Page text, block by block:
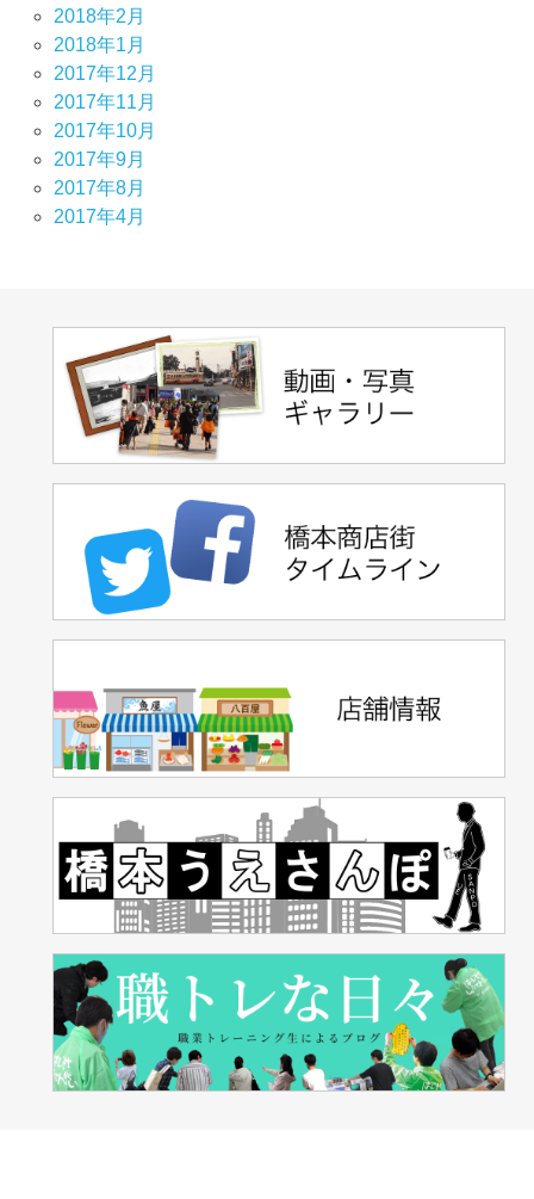
2018年2月
2018年1月
2017年12月
2017年11月
2017年10月
2017年9月
2017年8月
2017年4月